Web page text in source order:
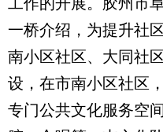
一桥介绍，为提升社
南小区社区、大同社
设，在市南小区社区
专门公共文化服务空